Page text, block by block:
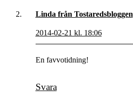
Linda från Tostaredsbloggen
2014-02-21 kl. 18:06
En favvotidning!
Svara